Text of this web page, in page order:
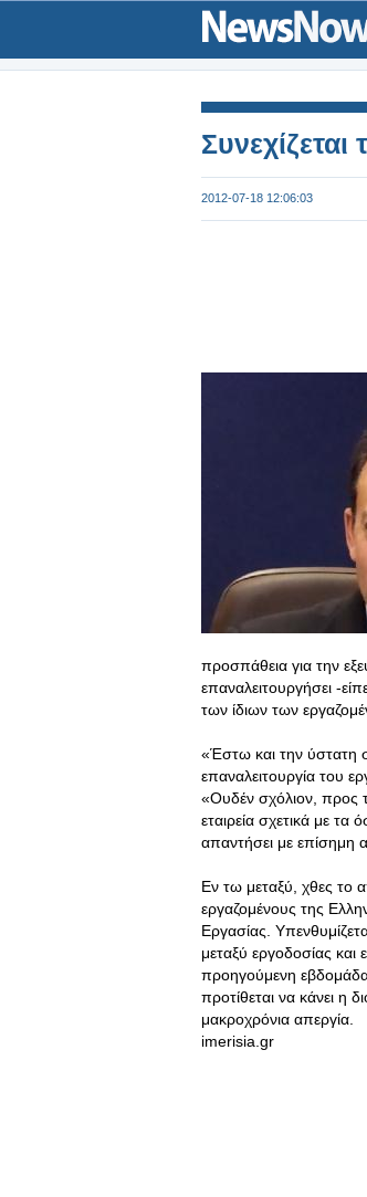
2012-07-18 12:06:03
προσπάθεια για την
επαναλειτουργήσει -
των ίδιων των
«Έστω και την ύστατη
επαναλειτουργία του
«Ουδέν σχόλιον, προς
εταιρεία σχετικά με
απαντήσει με επίσημη
Εν τω μεταξύ, χθες το
εργαζομένους της
Εργασίας.
μεταξύ εργοδοσίας
προηγούμενη
προτίθεται να κάνει η
μακροχρόνια απεργία.
imerisia.gr